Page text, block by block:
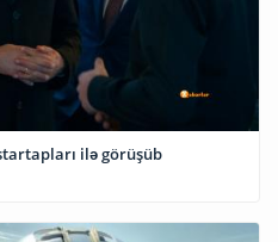
ilə görüşüb